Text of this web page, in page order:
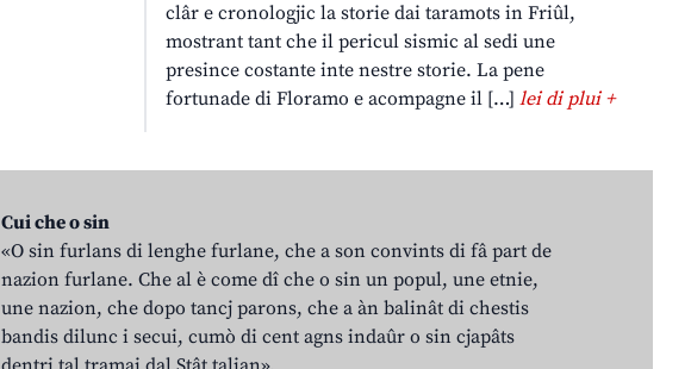
clâr e cronologjic la storie dai taramots in Friûl,
mostrant tant che il pericul sismic al sedi une
presince costante inte nestre storie. La pene
fortunade di Floramo e acompagne il […]lei di plui +
Cui che o sin
«O sin furlans di lenghe furlane, che a son convints di fâ part de
nazion furlane. Che al è come dî che o sin un popul, une etnie,
une nazion, che dopo tancj parons, che a àn balinât di chestis
bandis dilunc i secui, cumò di cent agns indaûr o sin cjapâts